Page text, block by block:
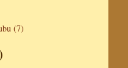
(7)